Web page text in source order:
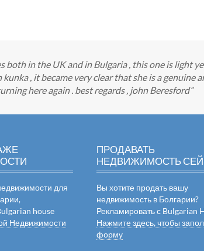
in the UK and in Bulgaria , this one is light
, it became very clear that she is a
here again . best regards , john Beresford
для
house
Недвижимости
ПРОДАВАТЬ
НЕДВИЖИМОСТЬ
Вы хотите продать вашу
недвижимость в Болгарии?
Рекламировать с Bulgarian
Нажмите здесь, чтобы
форму